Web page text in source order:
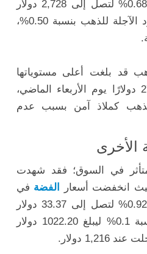
المعاملات الفورية بنسبة 0.68% لتصل إلى 2,728 دولار
للأوقية كما تراجعت العقود الآجلة للذهب بنسبة 0.50%،
قد بلغت أعلى مستوياتها
على الإطلاق عند 2758.37 دولارًا يوم الأربعاء الماضي،
كملاذ آمن بسبب عدم
الأخرى
في السوق؛ فقد شهدت
حيث انخفضت أسعار
الفضة في
المعاملات الفورية بنسبة 0.92% لتصل إلى 33.37 دولار
بنسبة 0.1% ليبلغ 1022.20 دولار
دولار.